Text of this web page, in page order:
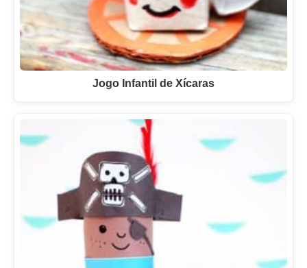
Jogo Infantil de Xícaras